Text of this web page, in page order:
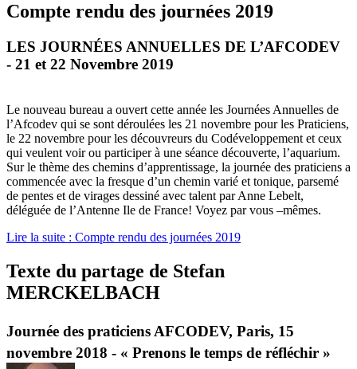
Compte rendu des journées 2019
LES JOURNÉES ANNUELLES DE L’AFCODEV
- 21 et 22 Novembre 2019
Le nouveau bureau a ouvert cette année les Journées Annuelles de
l’Afcodev qui se sont déroulées les 21 novembre pour les Praticiens,
le 22 novembre pour les découvreurs du Codéveloppement et ceux
qui veulent voir ou participer à une séance découverte, l’aquarium.
Sur le thème des chemins d’apprentissage, la journée des praticiens a
commencée avec la fresque d’un chemin varié et tonique, parsemé
de pentes et de virages dessiné avec talent par Anne Lebelt,
déléguée de l’Antenne Ile de France! Voyez par vous –mêmes.
Lire la suite : Compte rendu des journées 2019
Texte du partage de Stefan
MERCKELBACH
Journée des praticiens AFCODEV, Paris, 15
novembre 2018 - « Prenons le temps de réfléchir »